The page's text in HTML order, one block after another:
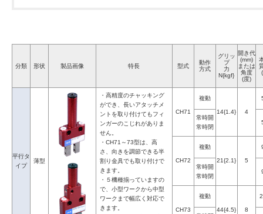
分類 形状 製品画像 特長 型式
動作
方式
グリッ
プ
力
N{kgf}
開き代
(mm)
または
角度
(度)
平行タ
イプ
薄型
・高精度のチャッキング
ができ、長いアタッチメ
ントを取り付けてもフィ
ンガーのこじれがありま
せん。
・CH71～73型は、高
さ、向きを調節できる半
割り金具でも取り付けで
きます。
・５機種揃っていますの
で、小型ワークから中型
ワークまで幅広く対応で
きます。
CH71
複動
14{1.4} 4
常時開
常時閉
CH72
複動
21{2.1} 5
常時開
常時閉
CH73
複動
44{4.5} 8